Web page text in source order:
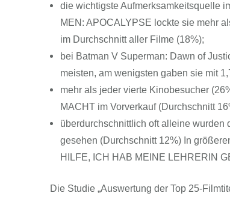
die wichtigste Aufmerksamkeitsquelle
MEN: APOCALYPSE lockte sie mehr
im Durchschnitt aller Filme (18%);
bei Batman V Superman: Dawn of
meisten, am wenigsten gaben sie mit
mehr als jeder vierte Kinobesucher
MACHT im Vorverkauf (Durchschnitt
überdurchschnittlich oft alleine wurden
gesehen (Durchschnitt 12%) In
HILFE, ICH HAB MEINE LEHRERIN
Die Studie „Auswertung der Top 25-